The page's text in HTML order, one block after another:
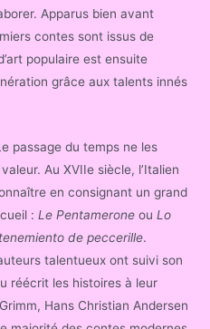
Apparus bien avant
contes sont issus de
populaire est ensuite
grâce aux talents innés
passage du temps ne les
Au XVIIe siècle, l’Italien
en consignant un grand
: Le Pentamerone ou Lo
de peccerille.
talentueux ont suivi son
réécrit les histoires à leur
Hans Christian Andersen